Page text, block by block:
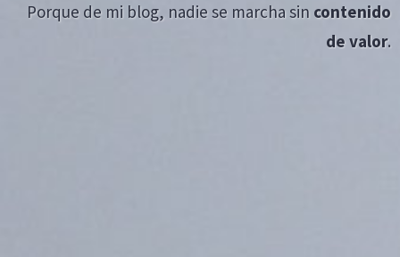
Porque de mi blog, nadie se marcha sin contenido
de valor.